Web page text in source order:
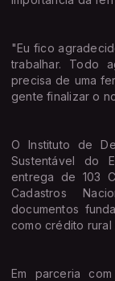
"Eu fico
trabalhar. Todo
precisa de uma
gente finalizar o
O Instituto de
Sustentável do
entrega de 103
Cadastros
documentos
como crédito
Em parceria